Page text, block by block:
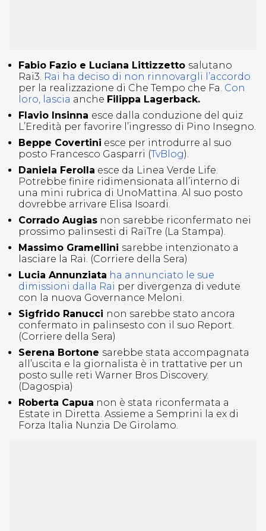
Fabio Fazio e Luciana Littizzetto salutano
Rai3. Rai ha deciso di non rinnovargli l’accordo
per la realizzazione di Che Tempo che Fa. Con
loro, lascia anche Filippa Lagerback.
Flavio Insinna esce dalla conduzione del quiz
L’Eredità per favorire l’ingresso di Pino Insegno.
Beppe Covertini esce per introdurre al suo
posto Francesco Gasparri (TvBlog).
Daniela Ferolla esce da Linea Verde Life.
Potrebbe finire ridimensionata all’interno di
una mini rubrica di UnoMattina. Al suo posto
dovrebbe arrivare Elisa Isoardi.
Corrado Augias non sarebbe riconfermato nei
prossimo palinsesti di RaiTre (La Stampa).
Massimo Gramellini sarebbe intenzionato a
lasciare la Rai. (Corriere della Sera)
Lucia Annunziata ha annunciato le sue
dimissioni dalla Rai per divergenza di vedute
con la nuova Governance Meloni.
Sigfrido Ranucci non sarebbe stato ancora
confermato in palinsesto con il suo Report.
(Corriere della Sera)
Serena Bortone sarebbe stata accompagnata
all’uscita e la giornalista è in trattative per un
posto sulle reti Warner Bros Discovery.
(Dagospia)
Roberta Capua non è stata riconfermata a
Estate in Diretta. Assieme a Semprini la ex di
Forza Italia Nunzia De Girolamo.